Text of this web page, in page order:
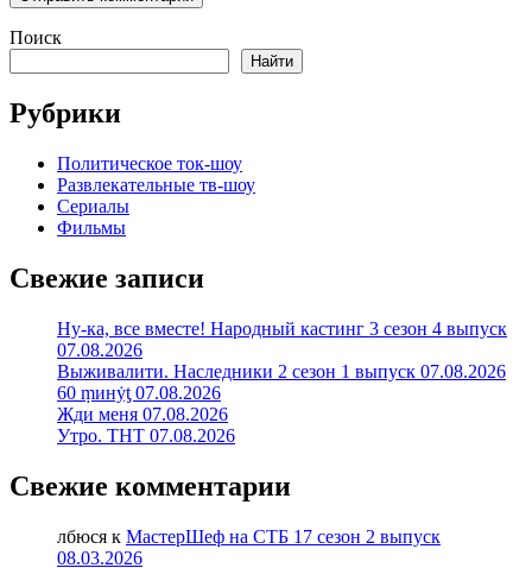
Поиск
Найти
Рубрики
Политическое ток-шоу
Развлекательные тв-шоу
Сериалы
Фильмы
Свежие записи
Ну-ка, все вместе! Народный кастинг 3 сезон 4 выпуск
07.08.2026
Выживалити. Наследники 2 сезон 1 выпуск 07.08.2026
60 ṃинẏƫ 07.08.2026
Жди меня 07.08.2026
Утро. ТНТ 07.08.2026
Свежие комментарии
лбюся к МастерШеф на СТБ 17 сезон 2 выпуск
08.03.2026